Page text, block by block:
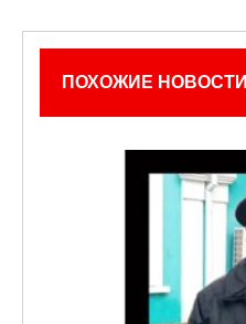
ПОХОЖИЕ НОВОСТИ